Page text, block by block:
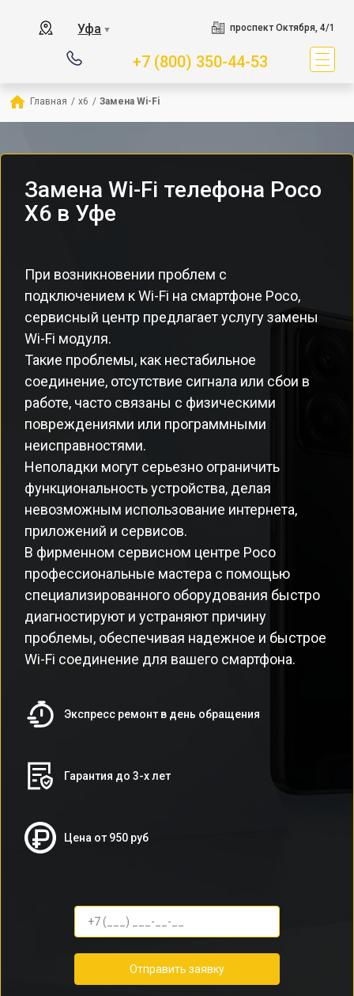
Уфа ▼ проспект Октября, 4/1
+7 (800) 350-44-53
Главная / x6 / Замена Wi-Fi
Замена Wi-Fi телефона Poco
X6 в Уфе
При возникновении проблем с
подключением к Wi-Fi на смартфоне Poco,
сервисный центр предлагает услугу замены
Wi-Fi модуля.
Такие проблемы, как нестабильное
соединение, отсутствие сигнала или сбои в
работе, часто связаны с физическими
повреждениями или программными
неисправностями.
Неполадки могут серьезно ограничить
функциональность устройства, делая
невозможным использование интернета,
приложений и сервисов.
В фирменном сервисном центре Poco
профессиональные мастера с помощью
специализированного оборудования быстро
диагностируют и устраняют причину
проблемы, обеспечивая надежное и быстрое
Wi-Fi соединение для вашего смартфона.
Экспресс ремонт в день обращения
Гарантия до 3-х лет
Цена от 950 руб
Отправить заявку